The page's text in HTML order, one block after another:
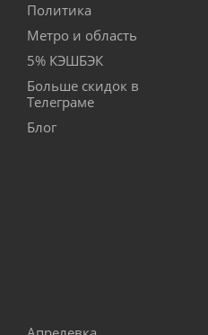
Политика
Метро и область
5% КЭШБЭК
Больше скидок в
Телеграме
Блог